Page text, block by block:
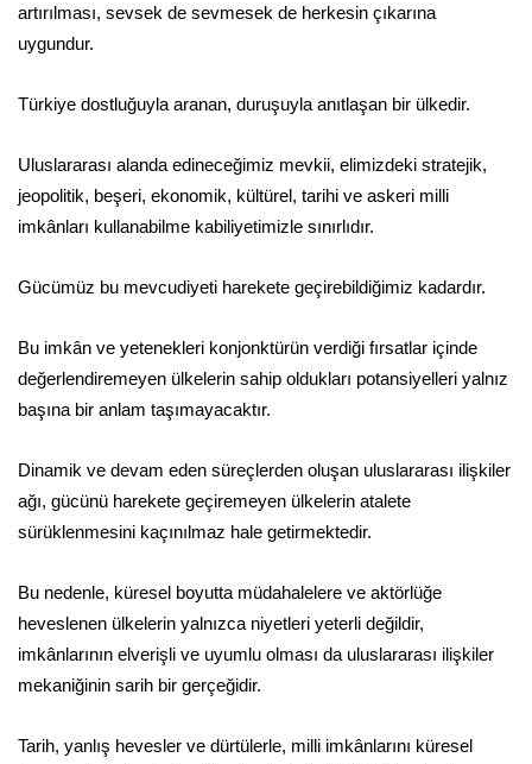
artırılması, sevsek de sevmesek de herkesin çıkarına
uygundur.
Türkiye dostluğuyla aranan, duruşuyla anıtlaşan bir ülkedir.
Uluslararası alanda edineceğimiz mevkii, elimizdeki stratejik,
jeopolitik, beşeri, ekonomik, kültürel, tarihi ve askeri milli
imkânları kullanabilme kabiliyetimizle sınırlıdır.
Gücümüz bu mevcudiyeti harekete geçirebildiğimiz kadardır.
Bu imkân ve yetenekleri konjonktürün verdiği fırsatlar içinde
değerlendiremeyen ülkelerin sahip oldukları potansiyelleri yalnız
başına bir anlam taşımayacaktır.
Dinamik ve devam eden süreçlerden oluşan uluslararası ilişkiler
ağı, gücünü harekete geçiremeyen ülkelerin atalete
sürüklenmesini kaçınılmaz hale getirmektedir.
Bu nedenle, küresel boyutta müdahalelere ve aktörlüğe
heveslenen ülkelerin yalnızca niyetleri yeterli değildir,
imkânlarının elverişli ve uyumlu olması da uluslararası ilişkiler
mekaniğinin sarih bir gerçeğidir.
Tarih, yanlış hevesler ve dürtülerle, milli imkânlarını küresel